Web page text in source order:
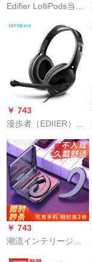
Edifier LolliPods当に
ー半耳式ミニスポは
アープファァンとい
う泛用_;ドフートを
制御します。
￥ 743
漫歩者（EDIIER）
ング授业ヒップリン
グ能力对话
￥ 743
潮流インテリージェ